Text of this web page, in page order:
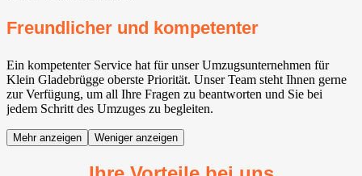
Freundlicher und kompetenter
Ein kompetenter Service hat für unser Umzugsunternehmen für
Klein Gladebrügge oberste Priorität. Unser Team steht Ihnen gerne
zur Verfügung, um all Ihre Fragen zu beantworten und Sie bei
jedem Schritt des Umzuges zu begleiten.
Mehr anzeigen Weniger anzeigen